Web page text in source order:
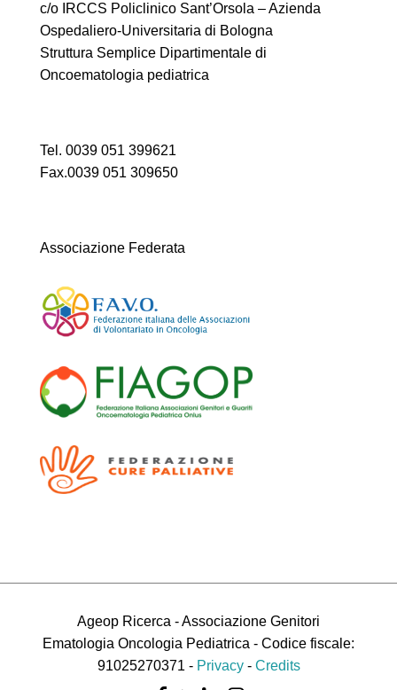
c/o IRCCS Policlinico Sant’Orsola – Azienda
Ospedaliero-Universitaria di Bologna
Struttura Semplice Dipartimentale di
Oncoematologia pediatrica
Tel. 0039 051 399621
Fax.0039 051 309650
Associazione Federata
Ageop Ricerca - Associazione Genitori
Ematologia Oncologia Pediatrica - Codice fiscale:
91025270371 - Privacy- Credits